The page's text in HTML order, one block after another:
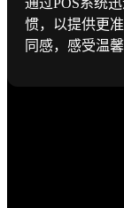
惯，以提供更
同感，感受温